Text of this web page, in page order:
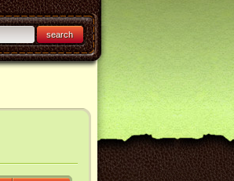
search